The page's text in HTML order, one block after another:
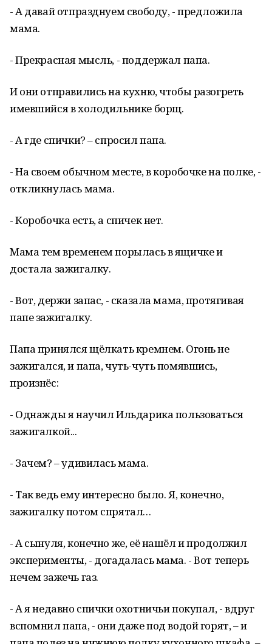
- А давай отпразднуем свободу, - предложила
мама.
- Прекрасная мысль, - поддержал папа.
И они отправились на кухню, чтобы разогреть
имевшийся в холодильнике борщ.
- А где спички? – спросил папа.
- На своем обычном месте, в коробочке на полке, -
откликнулась мама.
- Коробочка есть, а спичек нет.
Мама тем временем порылась в ящичке и
достала зажигалку.
- Вот, держи запас, - сказала мама, протягивая
папе зажигалку.
Папа принялся щёлкать кремнем. Огонь не
зажигался, и папа, чуть-чуть помявшись,
произнёс:
- Однажды я научил Ильдарика пользоваться
зажигалкой...
- Зачем? – удивилась мама.
- Так ведь ему интересно было. Я, конечно,
зажигалку потом спрятал…
- А сынуля, конечно же, её нашёл и продолжил
эксперименты, - догадалась мама. - Вот теперь
нечем зажечь газ.
- А я недавно спички охотничьи покупал, - вдруг
вспомнил папа, - они даже под водой горят, – и